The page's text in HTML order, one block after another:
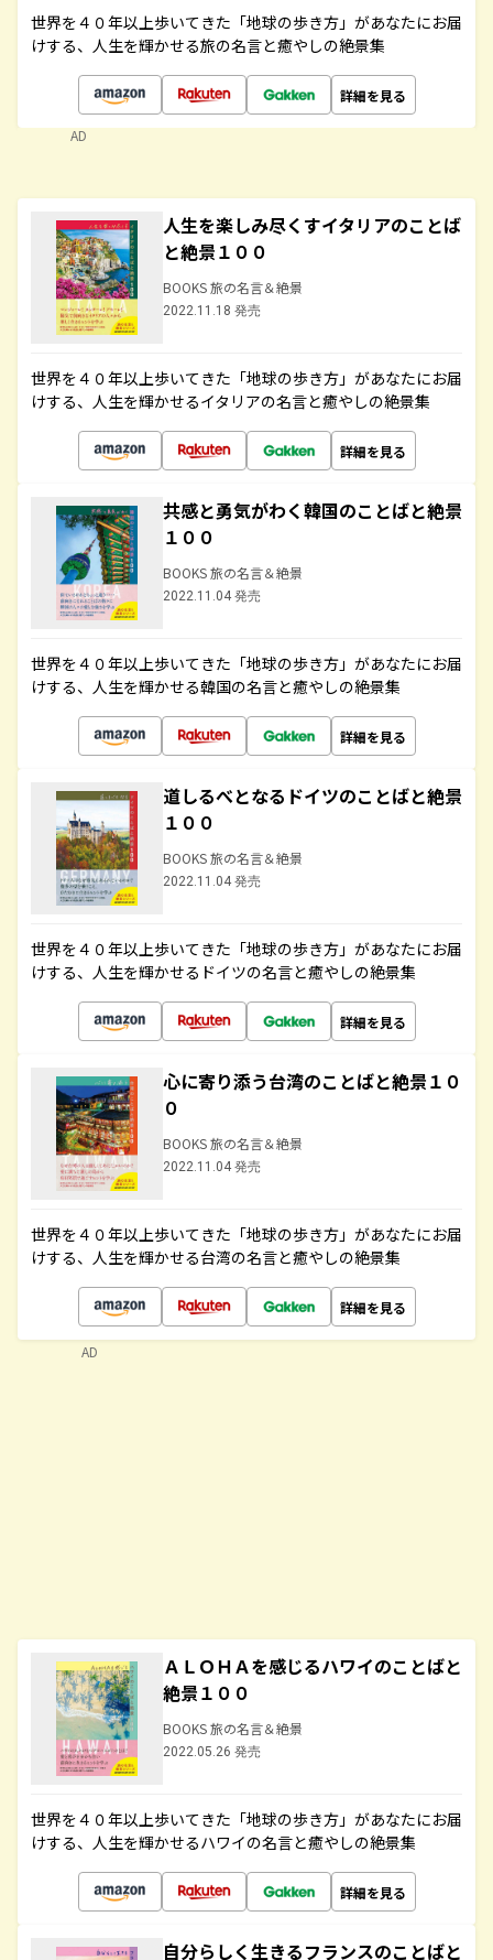
世界を４０年以上歩いてきた「地球の歩き方」があなたにお届
けする、人生を輝かせる旅の名言と癒やしの絶景集
詳細を見る
AD
人生を楽しみ尽くすイタリアのことば
と絶景１００
BOOKS 旅の名言＆絶景
2022.11.18 発売
世界を４０年以上歩いてきた「地球の歩き方」があなたにお届
けする、人生を輝かせるイタリアの名言と癒やしの絶景集
詳細を見る
共感と勇気がわく韓国のことばと絶景
１００
BOOKS 旅の名言＆絶景
2022.11.04 発売
世界を４０年以上歩いてきた「地球の歩き方」があなたにお届
けする、人生を輝かせる韓国の名言と癒やしの絶景集
詳細を見る
道しるべとなるドイツのことばと絶景
１００
BOOKS 旅の名言＆絶景
2022.11.04 発売
世界を４０年以上歩いてきた「地球の歩き方」があなたにお届
けする、人生を輝かせるドイツの名言と癒やしの絶景集
詳細を見る
心に寄り添う台湾のことばと絶景１０
０
BOOKS 旅の名言＆絶景
2022.11.04 発売
世界を４０年以上歩いてきた「地球の歩き方」があなたにお届
けする、人生を輝かせる台湾の名言と癒やしの絶景集
詳細を見る
ＡＬＯＨＡを感じるハワイのことばと
絶景１００
BOOKS 旅の名言＆絶景
2022.05.26 発売
世界を４０年以上歩いてきた「地球の歩き方」があなたにお届
けする、人生を輝かせるハワイの名言と癒やしの絶景集
詳細を見る
自分らしく生きるフランスのことばと
AD